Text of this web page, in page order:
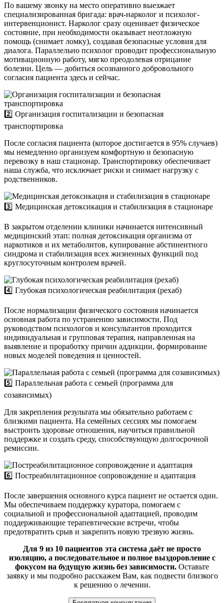
По вашему звонку на место оперативно выезжает
специализированная бригада: врач-нарколог и психолог-
интервенционист. Нарколог сразу оценивает физическое
состояние, при необходимости оказывает неотложную
помощь (снимает ломку), создавая безопасные условия для
диалога. Параллельно психолог проводит профессиональную
мотивационную работу, мягко преодолевая отрицание
болезни. Цель — добиться осознанного добровольного
согласия пациента здесь и сейчас.
2️⃣ Организация госпитализации и безопасная
транспортировка
После согласия пациента (которое достигается в 95% случаев)
мы немедленно организуем комфортную и безопасную
перевозку в наш стационар. Транспортировку обеспечивает
наша служба, что исключает риски и снимает нагрузку с
родственников.
3️⃣ Медицинская детоксикация и стабилизация в стационаре
В закрытом отделении клиники начинается интенсивный
медицинский этап: полная детоксикация организма от
наркотиков и их метаболитов, купирование абстинентного
синдрома и стабилизация всех жизненных функций под
круглосуточным контролем врачей.
4️⃣ Глубокая психологическая реабилитация (рехаб)
После нормализации физического состояния начинается
основная работа по устранению зависимости. Под
руководством психологов и консультантов проходится
индивидуальная и групповая терапия, направленная на
выявление и проработку причин аддикции, формирование
новых моделей поведения и ценностей.
5️⃣ Параллельная работа с семьей (программа для
созависимых)
Для закрепления результата мы обязательно работаем с
близкими пациента. На семейных сессиях мы помогаем
выстроить здоровые отношения, научиться правильной
поддержке и создать среду, способствующую долгосрочной
ремиссии.
6️⃣ Постреабилитационное сопровождение и адаптация
После завершения основного курса пациент не остается один.
Мы обеспечиваем поддержку куратора, помогаем с
социальной и профессиональной адаптацией, проводим
поддерживающие терапевтические встречи, чтобы
предотвратить срыв и закрепить новую трезвую жизнь.
Для 9 из 10 пациентов эта система даёт не просто
изоляцию, а последовательное и полное выздоровление с
фокусом на будущую жизнь без зависимости. Оставьте
заявку и мы подробно расскажем Вам, как подвести близкого
к решению о лечении.